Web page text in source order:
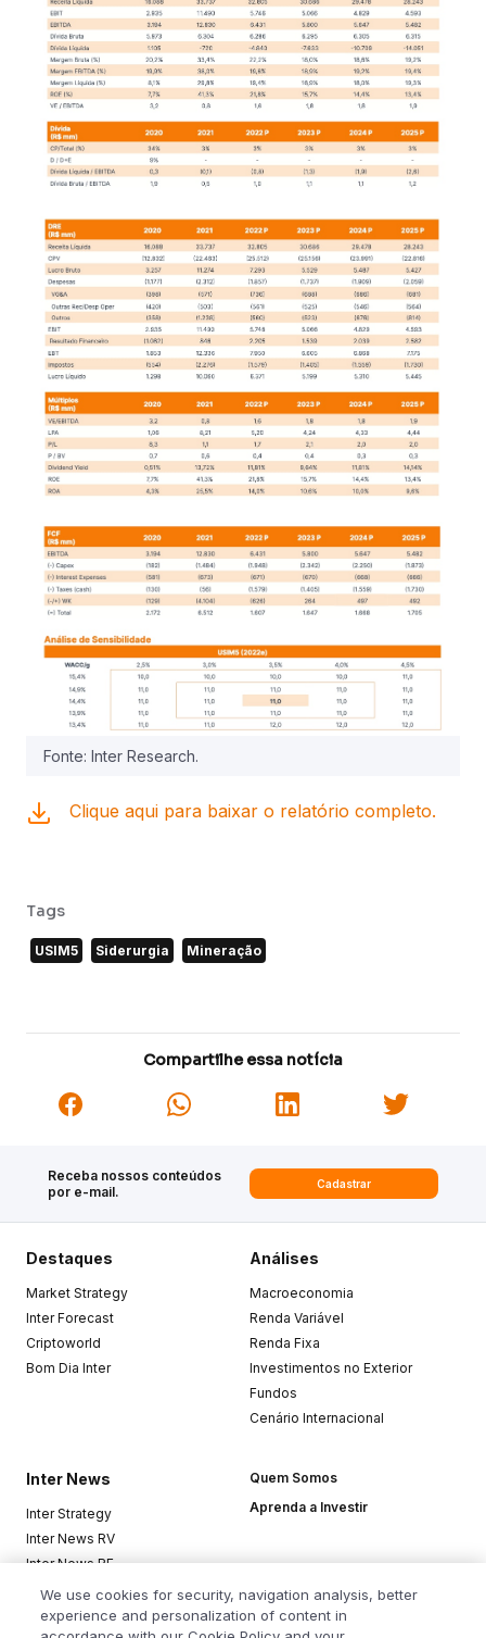
Fonte: Inter Research.
Clique aqui para baixar o relatório completo.
Tags
USIM5 Siderurgia Mineração
Compartilhe essa notícia
Receba nossos conteúdos
por e-mail.
Cadastrar
Destaques
Market Strategy
Inter Forecast
Criptoworld
Bom Dia Inter
Análises
Macroeconomia
Renda Variável
Renda Fixa
Investimentos no Exterior
Fundos
Cenário Internacional
Inter News
Inter Strategy
Inter News RV
Inter News RF
Top Funds
Quem Somos
Aprenda a Investir
We use cookies for security, navigation analysis, better
experience and personalization of content in